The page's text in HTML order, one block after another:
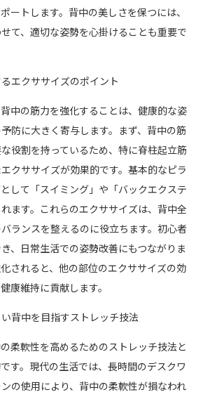
ートします。背中の美しさを保つには、
て、適切な姿勢を心掛けることも重要で
エクササイズのポイント
中の筋力を強化することは、健康的な姿
防に大きく寄与します。まず、背中の筋
役割を持っているため、特に脊柱起立筋
クササイズが効果的です。基本的なピラ
して「スイミング」や「バックエクステ
ます。これらのエクササイズは、背中全
ランスを整えるのに役立ちます。初心者
、日常生活での姿勢改善にもつながりま
されると、他の部位のエクササイズの効
康維持に貢献します。
背中を目指すストレッチ技法
柔軟性を高めるためのストレッチ技法と
す。現代の生活では、長時間のデスクワ
の使用により、背中の柔軟性が損なわれ